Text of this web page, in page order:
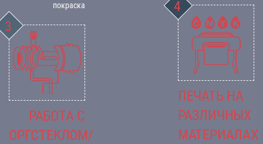
покраска
РАБОТА С
ОРГСТЕКЛОМ/
ПЕЧАТЬ НА
РАЗЛИЧНЫХ
МАТЕРИАЛАХ